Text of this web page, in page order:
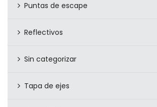
Puntas de escape
Reflectivos
Sin categorizar
Tapa de ejes